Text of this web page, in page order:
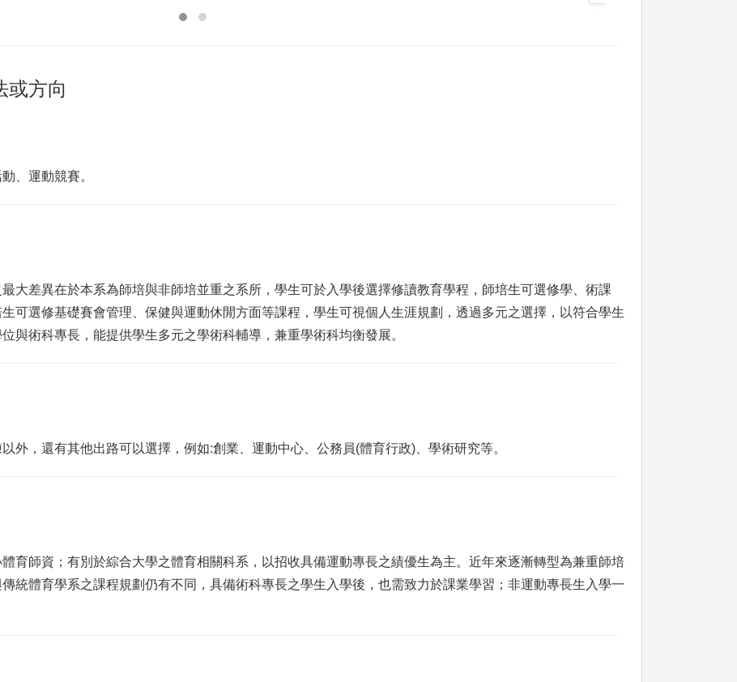
或方向
、運動競賽。
大差異在於本系為師培與非師培並重之系所，學生可於入學後選擇修讀教育學程，師培生可選修學、術課
可選修基礎賽會管理、保健與運動休閒方面等課程，學生可視個人生涯規劃，透過多元之選擇，以符合學生
與術科專長，能提供學生多元之學術科輔導，兼重學術科均衡發展。
外，還有其他出路可以選擇，例如:創業、運動中心、公務員(體育行政)、學術研究等。
育師資；有別於綜合大學之體育相關科系，以招收具備運動專長之績優生為主。近年來逐漸轉型為兼重師培
統體育學系之課程規劃仍有不同，具備術科專長之學生入學後，也需致力於課業學習；非運動專長生入學一